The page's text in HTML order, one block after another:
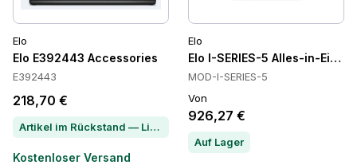
Elo
Elo E392443 Accessories
E392443
218,70 €
Artikel im Rückstand — Lieferzeit per Chat erfragen
Kostenloser Versand
Elo
Elo I-SERIES-5 Alles-in-Einem
MOD-I-SERIES-5
Von
926,27 €
Auf Lager